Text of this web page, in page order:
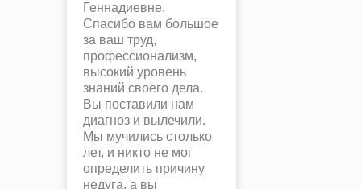
Геннадиевне.
Спасибо вам большое
за ваш труд,
профессионализм,
высокий уровень
знаний своего дела.
Вы поставили нам
диагноз и вылечили.
Мы мучились столько
лет, и никто не мог
определить причину
недуга, а вы